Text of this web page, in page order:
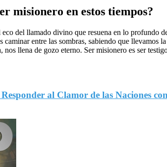
misionero en estos tiempos?
del llamado divino que resuena en lo
caminar entre las sombras, sabiendo que
nos llena de gozo eterno. Ser misionero es ser
al Clamor de las Naciones